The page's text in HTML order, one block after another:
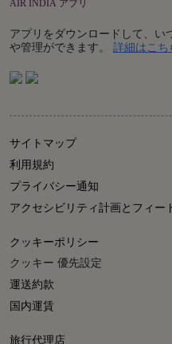
AIR INDIA アプリ
アプリをダウンロードして、い
や管理ができます。 詳細はこち
サイトマップ
利用規約
プライバシー通知
アクセシビリティ計画とフィー
クッキーポリシー
クッキー 優先設定
運送約款
国内運賃
旅行代理店